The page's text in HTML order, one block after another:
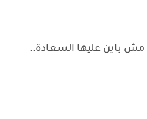
باين عليها السعادة..